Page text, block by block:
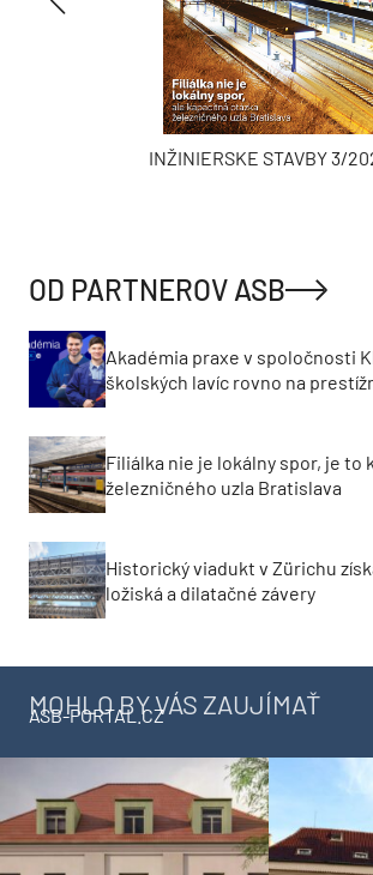
INŽINIERSKE STAVBY 3/
školských lavíc rovno na
železničného uzla Bratislava
ložiská a dilatačné závery